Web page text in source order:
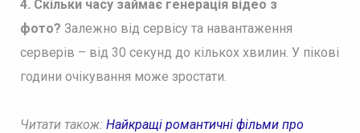
4. Скільки часу займає генерація відео з
фото? Залежно від сервісу та навантаження
серверів – від 30 секунд до кількох хвилин. У пікові
години очікування може зростати.
Читати також: Найкращі романтичні фільми про